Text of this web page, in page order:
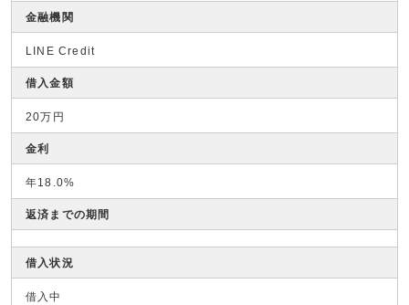
金融機関
LINE Credit
借入金額
20万円
金利
年18.0%
返済までの期間
借入状況
借入中